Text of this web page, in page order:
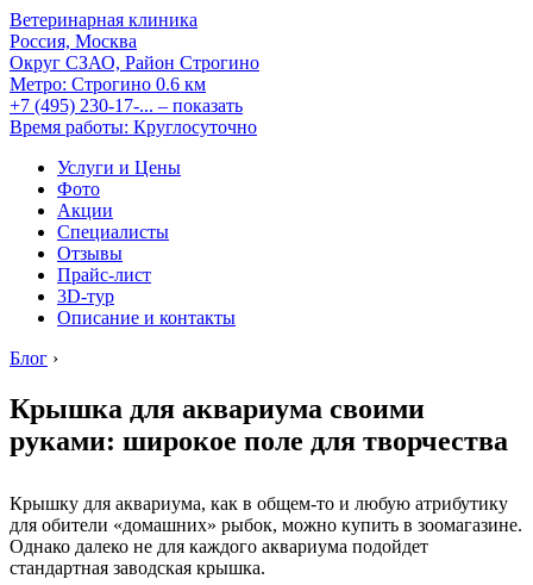
Ветеринарная клиника
Россия, Москва
Округ СЗАО, Район Строгино
Метро: Строгино 0.6 км
+7 (495) 230-17-... – показать
Время работы: Круглосуточно
Услуги и Цены
Фото
Акции
Специалисты
Отзывы
Прайс-лист
3D-тур
Описание и контакты
Блог ›
Крышка для аквариума своими
руками: широкое поле для творчества
Крышку для аквариума, как в общем-то и любую атрибутику
для обители «домашних» рыбок, можно купить в зоомагазине.
Однако далеко не для каждого аквариума подойдет
стандартная заводская крышка.